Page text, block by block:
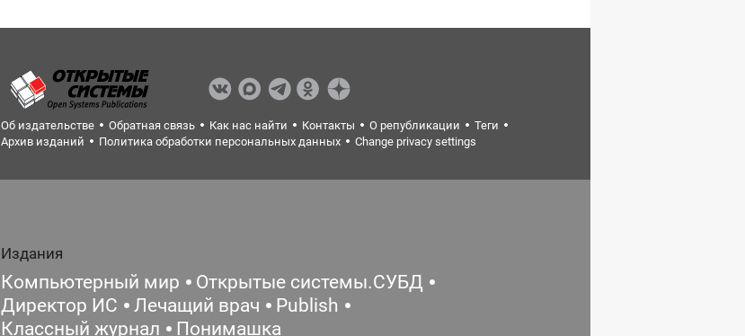
Об издательстве Обратная связь Как нас найти Контакты О републикации
Теги
Архив изданий
Политика обработки персональных данных Change privacy settings
Издания
Компьютерный мир
Открытые системы.СУБД
Директор ИС
Лечащий врач
Publish
Классный журнал
Понимашка